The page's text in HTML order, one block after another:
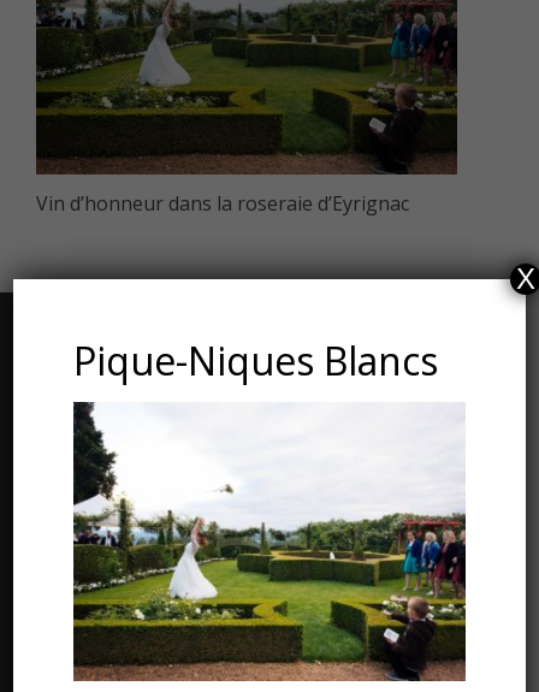
Vin d’honneur dans la roseraie d’Eyrignac
Les Jardins du Manoir d’Eyrignac
24590 Salignac-Eyvigues
Dordogne – Périgord
Téléphone : 05.53.28.99.71
Email : contact@eyrignac.com
ESPACE PRESSE
Pique-Niques Blancs
X